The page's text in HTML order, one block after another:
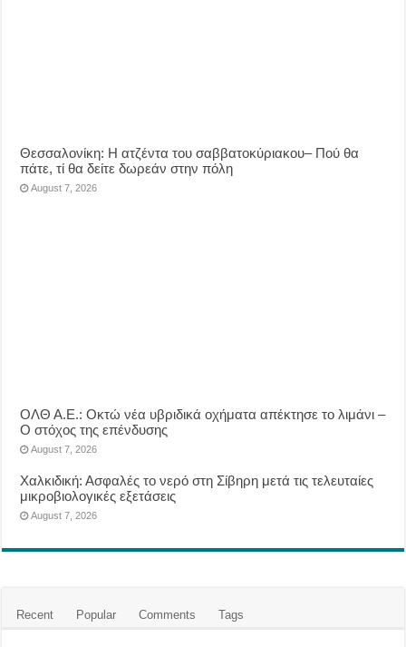
Θεσσαλονίκη: Η ατζέντα του σαββατοκύριακου– Πού θα
πάτε, τί θα δείτε δωρεάν στην πόλη
August 7, 2026
ΟΛΘ Α.Ε.: Οκτώ νέα υβριδικά οχήματα απέκτησε το λιμάνι –
Ο στόχος της επένδυσης
August 7, 2026
Χαλκιδική: Ασφαλές το νερό στη Σίβηρη μετά τις τελευταίες
μικροβιολογικές εξετάσεις
August 7, 2026
Recent Popular Comments Tags